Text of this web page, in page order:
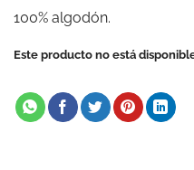
100% algodón.
Este producto no está